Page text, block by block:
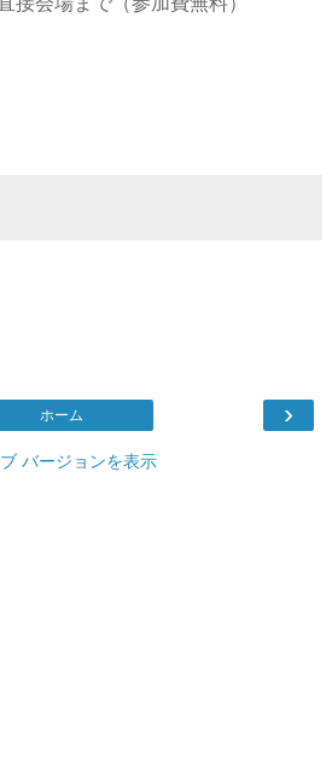
›
ホーム
バージョンを表示